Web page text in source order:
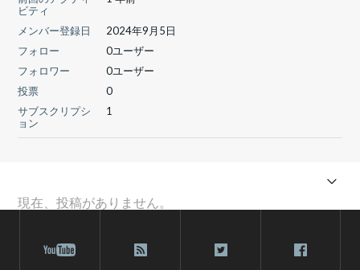
ビティ
メンバー登録日
2024年9月5日
フォロー
0ユーザー
フォロワー
0ユーザー
投票
0
サブスクリプシ
ョン
1
現在、投稿がありません。